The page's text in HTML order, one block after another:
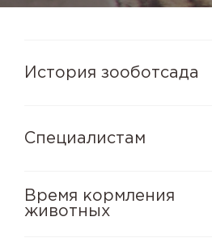
История зооботсада
Специалистам
Время кормления
животных